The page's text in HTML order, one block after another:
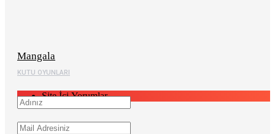
KUTU OYUNLARI
Mangala
Site İçi Yorumlar